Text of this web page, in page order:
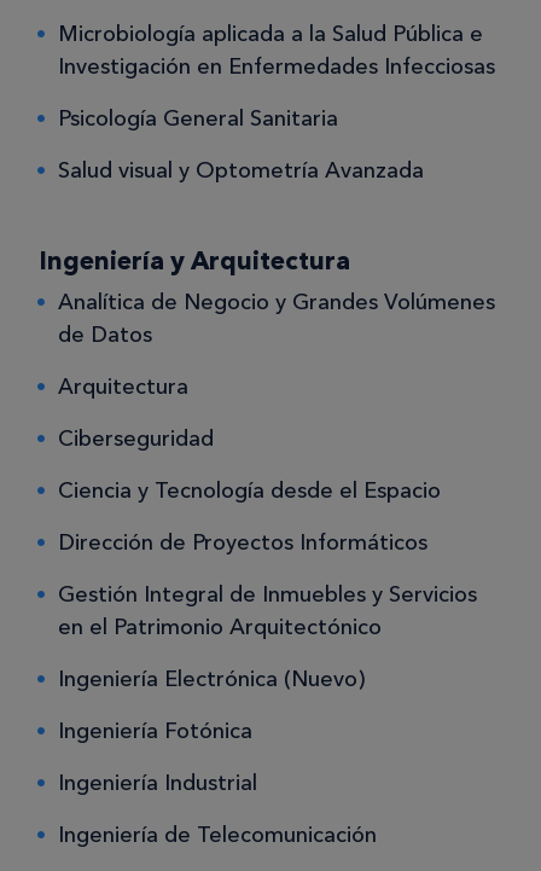
Microbiología aplicada a la Salud Pública e
Investigación en Enfermedades Infecciosas
Psicología General Sanitaria
Salud visual y Optometría Avanzada
Ingeniería y Arquitectura
Analítica de Negocio y Grandes Volúmenes
de Datos
Arquitectura
Ciberseguridad
Ciencia y Tecnología desde el Espacio
Dirección de Proyectos Informáticos
Gestión Integral de Inmuebles y Servicios
en el Patrimonio Arquitectónico
Ingeniería Electrónica (Nuevo)
Ingeniería Fotónica
Ingeniería Industrial
Ingeniería de Telecomunicación